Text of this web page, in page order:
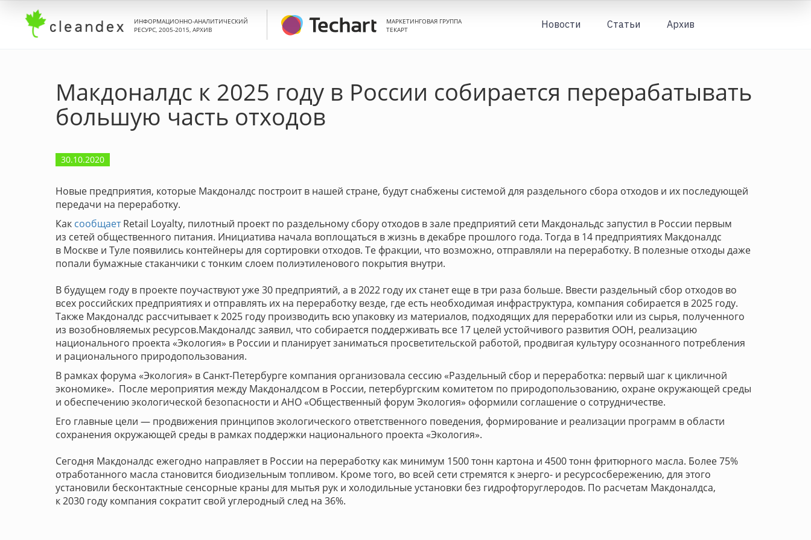
ИНФОРМАЦИОННО-АНАЛИТИЧЕСКИЙ
РЕСУРС, 2005-2015, АРХИВ
МАРКЕТИНГОВАЯ ГРУППА
ТЕКАРТ
Новости Статьи Архив
Макдоналдс к 2025 году в России собирается перерабатывать
большую часть отходов
30.10.2020
Новые предприятия, которые Макдоналдс построит в нашей стране, будут снабжены системой для раздельного сбора отходов и их последующей
передачи на переработку.
Как сообщаетRetail Loyalty, пилотный проект по раздельному сбору отходов в зале предприятий сети Макдональдс запустил в России первым
из сетей общественного питания. Инициатива начала воплощаться в жизнь в декабре прошлого года. Тогда в 14 предприятиях Макдоналдс
в Москве и Туле появились контейнеры для сортировки отходов. Те фракции, что возможно, отправляли на переработку. В полезные отходы даже
попали бумажные стаканчики с тонким слоем полиэтиленового покрытия внутри.
В будущем году в проекте поучаствуют уже 30 предприятий, а в 2022 году их станет еще в три раза больше. Ввести раздельный сбор отходов во
всех российских предприятиях и отправлять их на переработку везде, где есть необходимая инфраструктура, компания собирается в 2025 году.
Также Макдоналдс рассчитывает к 2025 году производить всю упаковку из материалов, подходящих для переработки или из сырья, полученного
из возобновляемых ресурсов.Макдоналдс заявил, что собирается поддерживать все 17 целей устойчивого развития ООН, реализацию
национального проекта «Экология» в России и планирует заниматься просветительской работой, продвигая культуру осознанного потребления
и рационального природопользования.
В рамках форума «Экология» в Санкт-Петербурге компания организовала сессию «Раздельный сбор и переработка: первый шаг к цикличной
экономике». После мероприятия между Макдоналдсом в России, петербургским комитетом по природопользованию, охране окружающей среды
и обеспечению экологической безопасности и АНО «Общественный форум Экология» оформили соглашение о сотрудничестве.
Его главные цели — продвижения принципов экологического ответственного поведения, формирование и реализации программ в области
сохранения окружающей среды в рамках поддержки национального проекта «Экология».
Сегодня Макдоналдс ежегодно направляет в России на переработку как минимум 1500 тонн картона и 4500 тонн фритюрного масла. Более 75%
отработанного масла становится биодизельным топливом. Кроме того, во всей сети стремятся к энерго- и ресурсосбережению, для этого
установили бесконтактные сенсорные краны для мытья рук и холодильные установки без гидрофторуглеродов. По расчетам Макдоналдса,
к 2030 году компания сократит свой углеродный след на 36%.